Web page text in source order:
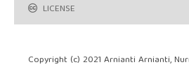
LICENSE
Copyright (c) 2021 Arnianti Arnianti,